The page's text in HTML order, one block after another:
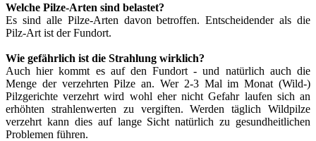
Welche Pilze-Arten sind belastet?
Es sind alle Pilze-Arten davon betroffen. Entscheidender als die
Pilz-Art ist der Fundort.
Wie gefährlich ist die Strahlung wirklich?
Auch hier kommt es auf den Fundort - und natürlich auch die
Menge der verzehrten Pilze an. Wer 2-3 Mal im Monat (Wild-)
Pilzgerichte verzehrt wird wohl eher nicht Gefahr laufen sich an
erhöhten strahlenwerten zu vergiften. Werden täglich Wildpilze
verzehrt kann dies auf lange Sicht natürlich zu gesundheitlichen
Problemen führen.